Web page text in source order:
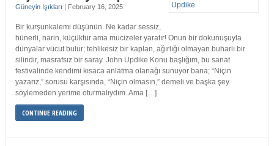
Güneyin Işıkları | February 16, 2025
Bir kurşunkalemi düşünün. Ne kadar sessiz,
hünerli, narin, küçüktür ama mucizeler yaratır! Onun bir dokunuşuyla
dünyalar vücut bulur; tehlikesiz bir kaplan, ağırlığı olmayan buharlı bir
silindir, masrafsız bir saray. John Updike Konu başlığım, bu sanat
festivalinde kendimi kısaca anlatma olanağı sunuyor bana; “Niçin
yazarız,” sorusu karşısında, “Niçin olmasın,” demeli ve başka şey
söylemeden yerime oturmalıydım. Ama […]
CONTINUE READING